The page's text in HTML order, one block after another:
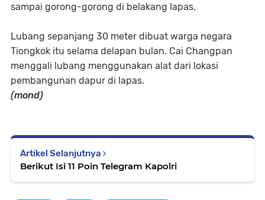
sampai gorong-gorong di belakang lapas.
Lubang sepanjang 30 meter dibuat warga negara
Tiongkok itu selama delapan bulan. Cai Changpan
menggali lubang menggunakan alat dari lokasi
pembangunan dapur di lapas.
(mond)
Artikel Selanjutnya
Berikut Isi 11 Poin Telegram Kapolri